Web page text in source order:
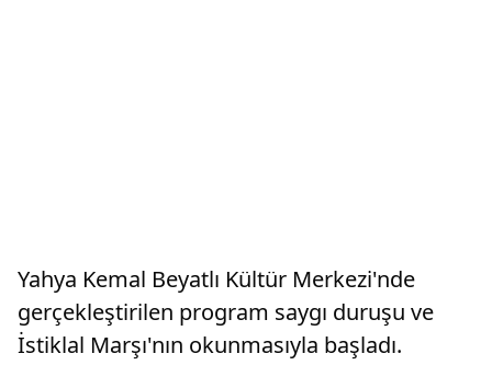
Yahya Kemal Beyatlı Kültür Merkezi'nde
gerçekleştirilen program saygı duruşu ve
İstiklal Marşı'nın okunmasıyla başladı.